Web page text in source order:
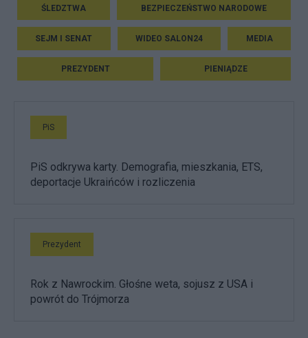
ŚLEDZTWA BEZPIECZEŃSTWO NARODOWE
SEJM I SENAT WIDEO SALON24 MEDIA
PREZYDENT PIENIĄDZE
PiS
PiS odkrywa karty. Demografia, mieszkania, ETS,
deportacje Ukraińców i rozliczenia
Prezydent
Rok z Nawrockim. Głośne weta, sojusz z USA i
powrót do Trójmorza